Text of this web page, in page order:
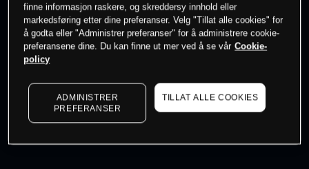
Søk om konto
Kursene er veiledende. to see latest market data
finne informasjon raskere, og skreddersy innhold eller
markedsføring etter dine preferanser. Velg "Tillat alle cookies" for
å godta eller "Administrer preferanser" for å administrere cookie-
preferansene dine. Du kan finne ut mer ved å se vår Cookie-
policy
ADMINISTRER
PREFERANSER
TILLAT ALLE COOKIES